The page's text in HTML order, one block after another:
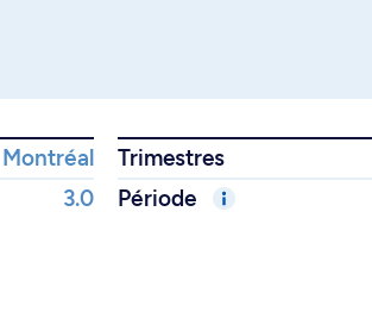
Montréal
Trimestres
3.0 Période